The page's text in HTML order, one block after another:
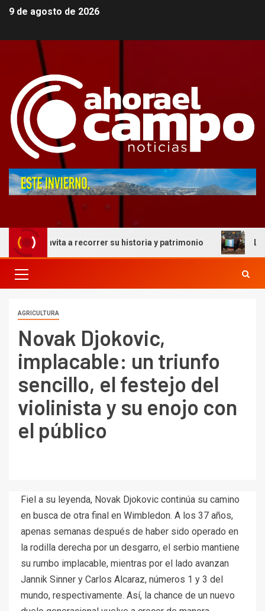
9 de agosto de 2026
invita a recorrer su historia y patrimonio La
AGRICULTURA
Novak Djokovic,
implacable: un triunfo
sencillo, el festejo del
violinista y su enojo con
el público
Fiel a su leyenda, Novak Djokovic continúa su camino
en busca de otra final en Wimbledon. A los 37 años,
apenas semanas después de haber sido operado en
la rodilla derecha por un desgarro, el serbio mantiene
su rumbo implacable, mientras por el lado avanzan
Jannik Sinner y Carlos Alcaraz, números 1 y 3 del
mundo, respectivamente. Así, la chance de un nuevo